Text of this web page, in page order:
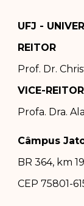
UFJ -
REITOR
Prof. Dr.
VICE-
Profa. Dra.
Câmpus
BR 364, km
CEP 75801-